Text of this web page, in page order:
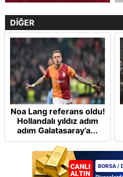
DİĞER
Noa Lang referans oldu!
Hollandalı yıldız adım
adım Galatasaray’a...